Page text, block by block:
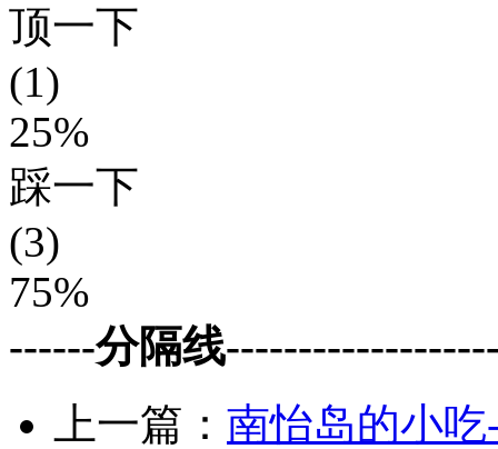
顶一下
(1)
25%
踩一下
(3)
75%
------分隔线
上一篇： 南怡岛的小